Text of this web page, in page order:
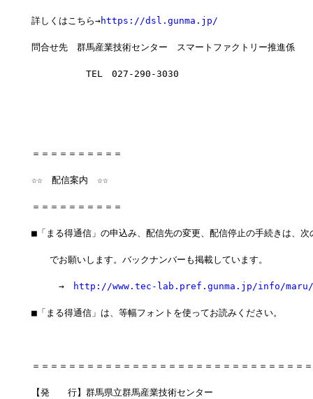
詳しくはこちら→https://dsl.gunma.jp/
問合せ先　群馬産業技術センター　スマートファクトリー推進係
TEL　027-290-3030
＝＝＝＝＝＝＝＝＝＝
☆☆　配信案内　☆☆
＝＝＝＝＝＝＝＝＝＝
■「まる得通信」の申込み、配信先の変更、配信停止の手続きは、次
でお願いします。バックナンバーも掲載しています。
→ http://www.tec-lab.pref.gunma.jp/info/maru/
■「まる得通信」は、等幅フォントを使ってお読みください。
＝＝＝＝＝＝＝＝＝＝＝＝＝＝＝＝＝＝＝＝＝＝＝＝＝＝＝＝＝＝
【発　　行】群馬県立群馬産業技術センター